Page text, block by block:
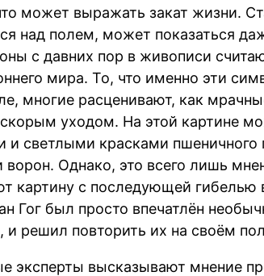
может выражать закат жизни.
над полем, может показаться
с давних пор в живописи
мира. То, что именно эти
многие расценивают, как
уходом. На этой картине
и светлыми красками пшеничного
Однако, это всего лишь
картину с последующей гибелью
Гог был просто впечатлён
решил повторить их на своём
эксперты высказывают мнение